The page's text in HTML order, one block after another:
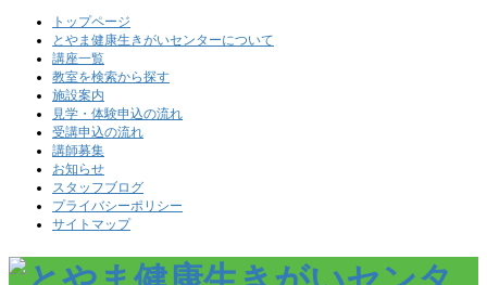
トップページ
とやま健康生きがいセンターについて
講座一覧
教室を検索から探す
施設案内
見学・体験申込の流れ
受講申込の流れ
講師募集
お知らせ
スタッフブログ
プライバシーポリシー
サイトマップ